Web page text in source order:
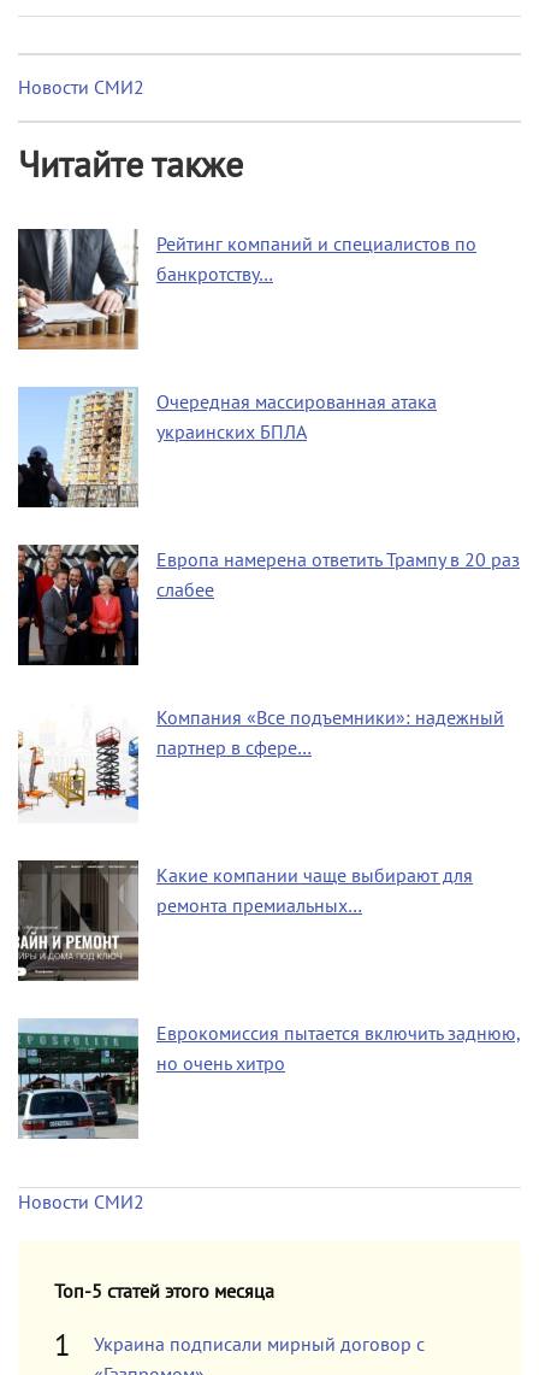
Новости СМИ2
Читайте также
Рейтинг компаний и специалистов по
банкротству…
Очередная массированная атака
украинских БПЛА
Европа намерена ответить Трампу в 20 раз
слабее
Компания «Все подъемники»: надежный
партнер в сфере…
Какие компании чаще выбирают для
ремонта премиальных…
Еврокомиссия пытается включить заднюю,
но очень хитро
Новости СМИ2
Топ-5 статей этого месяца
Украина подписали мирный договор с